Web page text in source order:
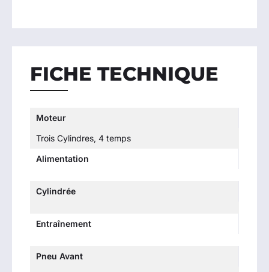
FICHE TECHNIQUE
Moteur
Trois Cylindres, 4 temps
Alimentation
Cylindrée
Entraînement
Pneu Avant